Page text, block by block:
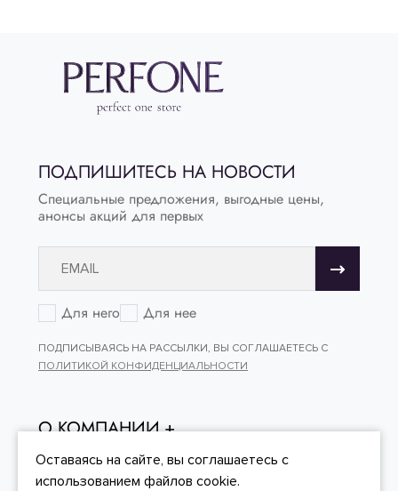
ПОДПИШИТЕСЬ НА НОВОСТИ
Специальные предложения, выгодные цены,
анонсы акций для первых
Для него Для нее
ПОДПИСЫВАЯСЬ НА РАССЫЛКИ, ВЫ СОГЛАШАЕТЕСЬ С
ПОЛИТИКОЙ КОНФИДЕНЦИАЛЬНОСТИ
О КОМПАНИИ
ОНЛАЙН - ПОКУПКИ
Оставаясь на сайте, вы соглашаетесь с
использованием файлов cookie.